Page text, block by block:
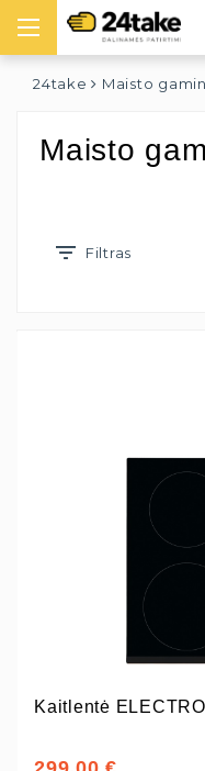
24take Maisto
Maisto
Filtras
Kaitlentė